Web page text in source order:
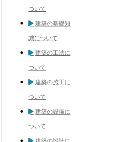
ついて
建築の基礎知
識について
建築の工法に
ついて
建築の施工に
ついて
建築の設備に
ついて